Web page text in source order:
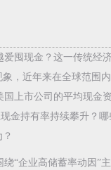
爱囤现金？这一传统经
象，近年来在全球范围
国上市公司的平均现金
金持有率持续攀升？
“企业高储蓄率动因”